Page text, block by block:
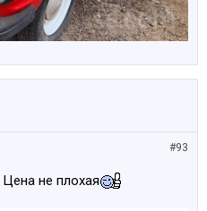
#93
не плохая